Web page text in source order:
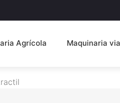
Agrícola Maquinaria